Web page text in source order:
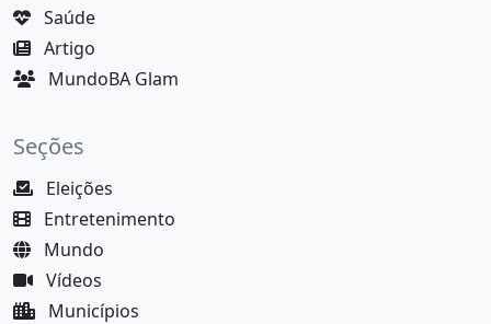
Saúde
Artigo
MundoBA Glam
Seções
Eleições
Entretenimento
Mundo
Vídeos
Municípios